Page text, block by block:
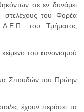
σε εν δυνάμει
στελέχους του Φορέα
Δ.Ε.Π. του Τμήματος
του κανονισμού
Σπουδών του Πρώην
ες έχουν περάσει τα